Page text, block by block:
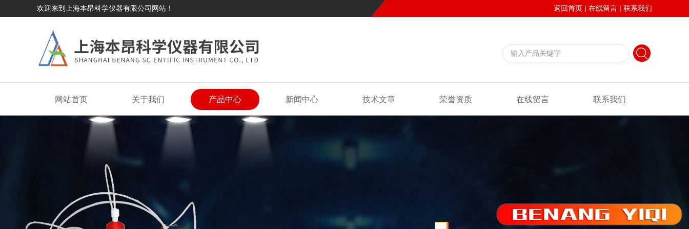
欢迎来到上海本昂科学仪器有限公司网站！ 返回首页 | 在线留言 | 联系我们
网站首页 关于我们 产品中心 新闻中心 技术文章 荣誉资质 在线留言 联系我们